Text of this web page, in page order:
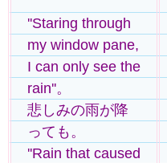
''Staring through
my window pane,
I can only see the
rain''。
悲しみの雨が降
っても。
''Rain that caused